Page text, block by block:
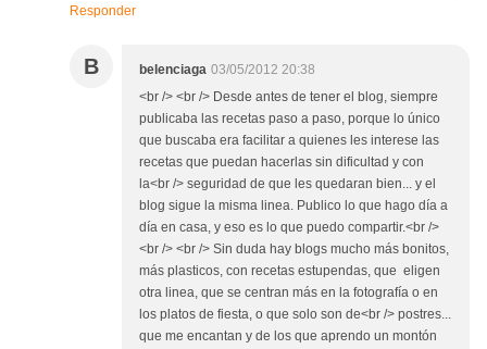
Responder
B belenciaga 03/05/2012 20:38
<br /> <br /> Desde antes de tener el blog, siempre
publicaba las recetas paso a paso, porque lo único
que buscaba era facilitar a quienes les interese las
recetas que puedan hacerlas sin dificultad y con
la<br /> seguridad de que les quedaran bien... y el
blog sigue la misma linea. Publico lo que hago día a
día en casa, y eso es lo que puedo compartir.<br />
<br /> <br /> Sin duda hay blogs mucho más bonitos,
más plasticos, con recetas estupendas, que eligen
otra linea, que se centran más en la fotografía o en
los platos de fiesta, o que solo son de<br /> postres...
que me encantan y de los que aprendo un montón